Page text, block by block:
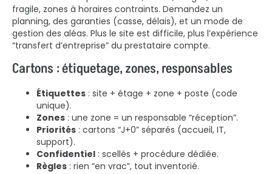
fragile, zones à horaires contraints. Demandez un
planning, des garanties (casse, délais), et un mode de
gestion des aléas. Plus le site est difficile, plus l’expérience
“transfert d’entreprise” du prestataire compte.
Cartons : étiquetage, zones, responsables
Étiquettes : site + étage + zone + poste (code
unique).
Zones : une zone = un responsable “réception”.
Priorités : cartons “J+0” séparés (accueil, IT,
support).
Confidentiel : scellés + procédure dédiée.
Règles : rien “en vrac”, tout inventorié.